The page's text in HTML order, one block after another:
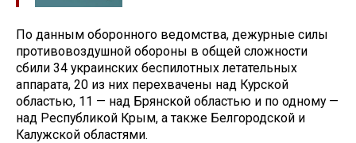
По данным оборонного ведомства, дежурные силы
противовоздушной обороны в общей сложности
сбили 34 украинских беспилотных летательных
аппарата, 20 из них перехвачены над Курской
областью, 11 — над Брянской областью и по одному —
над Республикой Крым, а также Белгородской и
Калужской областями.